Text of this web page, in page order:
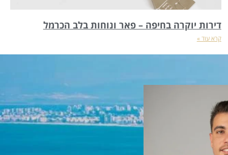
דירות יוקרה בחיפה – פאר ונוחות בלב הכרמל
קרא עוד »